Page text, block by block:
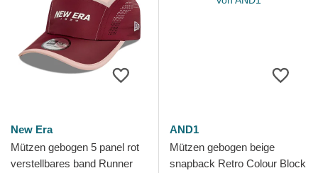
New Era
Mützen gebogen 5 panel rot
verstellbares band Runner
AND1
Mützen gebogen beige
snapback Retro Colour Block